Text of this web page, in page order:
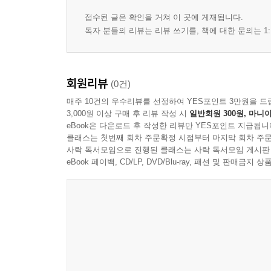
접수된 글은 확인을 거쳐 이 곳에 게재됩니다.
독자 분들의 리뷰는 리뷰 쓰기를, 책에 대한 문의는
회원리뷰 (0건)
매주 10건의 우수리뷰를 선정하여 YES포인트 3만원을 드
3,000원 이상 구매 후 리뷰 작성 시 일반회원 300원, 마니
eBook은 다운로드 후 작성한 리뷰만 YES포인트 지급됩니
클래스는 첫번째 회차 주문확정 시점부터 마지막 회차 주
사락 독서모임으로 진행된 클래스는 사락 독서모임 게시
eBook 페이백, CD/LP, DVD/Blu-ray, 패션 및 판매금지 상